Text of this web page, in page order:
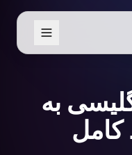
به
کامل